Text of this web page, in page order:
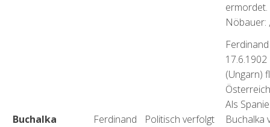
Nöbauer:
Buchalka Ferdinand Politisch verfolgt
(Ungarn)
Als
Buchalka